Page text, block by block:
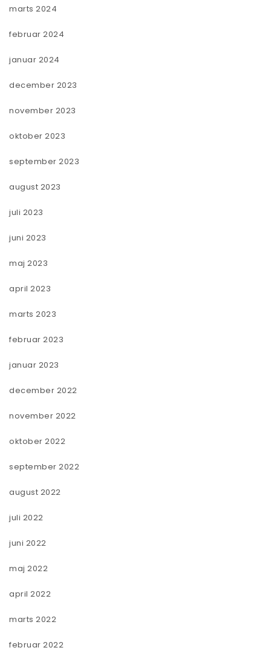
marts 2024
februar 2024
januar 2024
december 2023
november 2023
oktober 2023
september 2023
august 2023
juli 2023
juni 2023
maj 2023
april 2023
marts 2023
februar 2023
januar 2023
december 2022
november 2022
oktober 2022
september 2022
august 2022
juli 2022
juni 2022
maj 2022
april 2022
marts 2022
februar 2022